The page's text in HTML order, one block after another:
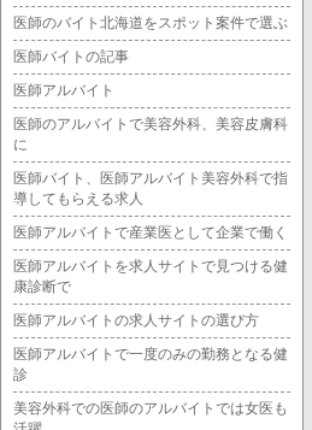
医師のバイト北海道をスポット案件で選ぶ
医師バイトの記事
医師アルバイト
医師のアルバイトで美容外科、美容皮膚科
に
医師バイト、医師アルバイト美容外科で指
導してもらえる求人
医師アルバイトで産業医として企業で働く
医師アルバイトを求人サイトで見つける健
康診断で
医師アルバイトの求人サイトの選び方
医師アルバイトで一度のみの勤務となる健
診
美容外科での医師のアルバイトでは女医も